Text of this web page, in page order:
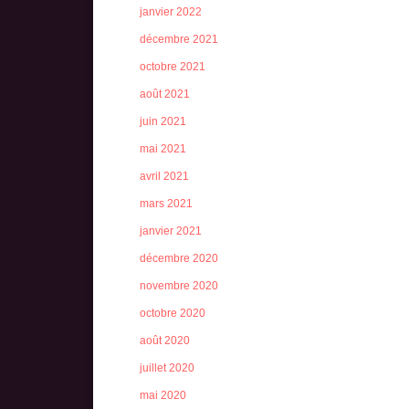
janvier 2022
décembre 2021
octobre 2021
août 2021
juin 2021
mai 2021
avril 2021
mars 2021
janvier 2021
décembre 2020
novembre 2020
octobre 2020
août 2020
juillet 2020
mai 2020